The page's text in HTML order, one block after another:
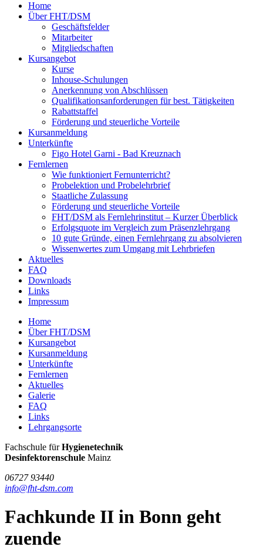
Home
Über FHT/DSM
Geschäftsfelder
Mitarbeiter
Mitgliedschaften
Kursangebot
Kurse
Inhouse-Schulungen
Anerkennung von Abschlüssen
Qualifikationsanforderungen für best. Tätigkeiten
Rabattstaffel
Förderung und steuerliche Vorteile
Kursanmeldung
Unterkünfte
Figo Hotel Garni - Bad Kreuznach
Fernlernen
Wie funktioniert Fernunterricht?
Probelektion und Probelehrbrief
Staatliche Zulassung
Förderung und steuerliche Vorteile
FHT/DSM als Fernlehrinstitut – Kurzer Überblick
Erfolgsquote im Vergleich zum Präsenzlehrgang
10 gute Gründe, einen Fernlehrgang zu absolvieren
Wissenwertes zum Umgang mit Lehrbriefen
Aktuelles
FAQ
Downloads
Links
Impressum
Hauptmenü
Home
Über FHT/DSM
Kursangebot
Kursanmeldung
Unterkünfte
Fernlernen
Aktuelles
Galerie
FAQ
Links
Lehrgangsorte
FHT
/
Fachschule fürHygienetechnik
Desinfektorenschule Mainz
06727 93440
info@fht-dsm.com
Fachkunde II in Bonn geht
zuende